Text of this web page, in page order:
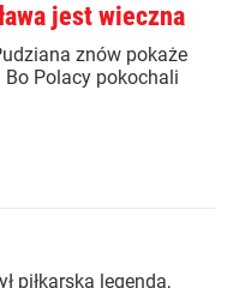
jest wieczna
znów pokaże
Polacy pokochali
piłkarską legendą,